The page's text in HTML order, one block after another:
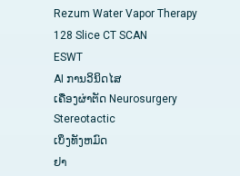
Rezum Water Vapor Therapy
128 Slice CT SCAN
ESWT
AI ການວິນິດໄສ
ເຄື່ອງຜ່າຕັດ Neurosurgery
Stereotactic
ເບິ່ງທັງຫມົດ
ຢາ